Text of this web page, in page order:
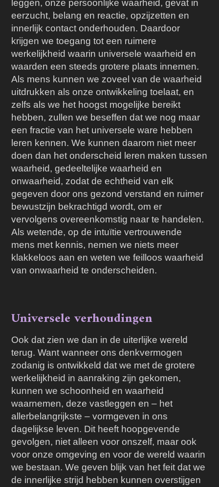
leggen, onze persoonlijke waarheid, gevat in
eerzucht, belang en reactie, opzijzetten en
innerlijk contact onderhouden. Daardoor
krijgen we toegang tot een ruimere
werkelijkheid waarin universele waarheid en
waarden een steeds grotere plaats innemen.
Als mens kunnen we zoveel van de waarheid
uitdrukken als onze ontwikkeling toelaat, en
zelfs als we het hoogst mogelijke bereikt
hebben, zullen we beseffen dat we nog maar
een fractie van het universele ware hebben
leren kennen. We kunnen daarom niet meer
doen dan het onderscheid leren maken tussen
waarheid, gedeeltelijke waarheid en
onwaarheid, zodat de echtheid van elk
gegeven door ons gezond verstand en ruimer
bewustzijn bekrachtigd wordt, om er
vervolgens overeenkomstig naar te handelen.
Als wetende, op de intuïtie vertrouwende
mens met kennis, nemen we niets meer
klakkeloos aan en weten we feilloos waarheid
van onwaarheid te onderscheiden.
Universele verhoudingen
Ook dat zien we dan in de uiterlijke wereld
terug. Want wanneer ons denkvermogen
zodanig is ontwikkeld dat we met de grotere
werkelijkheid in aanraking zijn gekomen,
kunnen we schoonheid en waarheid
waarnemen, deze vastleggen en – het
allerbelangrijkste – vormgeven in ons
dagelijkse leven. Dit heeft hoopgevende
gevolgen, niet alleen voor onszelf, maar ook
voor onze omgeving en voor de wereld waarin
we bestaan. We geven blijk van het feit dat we
de innerlijke strijd hebben kunnen overstijgen